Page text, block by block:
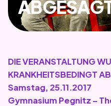
DIE VERANSTALTUNG
KRANKHEITSBEDINGT
Samstag, 25.11.2017
Gymnasium Pegnitz –